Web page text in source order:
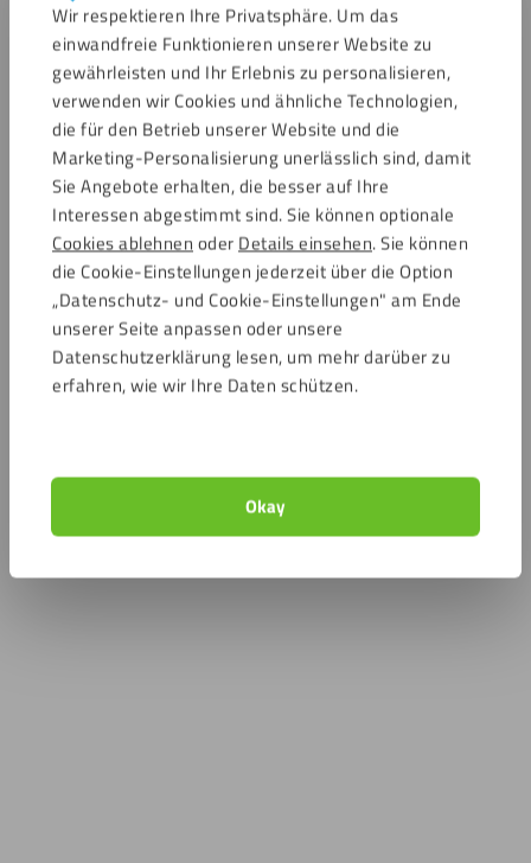
Wir respektieren Ihre Privatsphäre. Um das
einwandfreie Funktionieren unserer Website zu
gewährleisten und Ihr Erlebnis zu personalisieren,
verwenden wir Cookies und ähnliche Technologien,
die für den Betrieb unserer Website und die
Marketing-Personalisierung unerlässlich sind, damit
Sie Angebote erhalten, die besser auf Ihre
Interessen abgestimmt sind. Sie können optionale
Cookies ablehnen oder Details einsehen. Sie können
die Cookie-Einstellungen jederzeit über die Option
„Datenschutz- und Cookie-Einstellungen" am Ende
unserer Seite anpassen oder unsere
Datenschutzerklärung lesen, um mehr darüber zu
erfahren, wie wir Ihre Daten schützen.
Okay